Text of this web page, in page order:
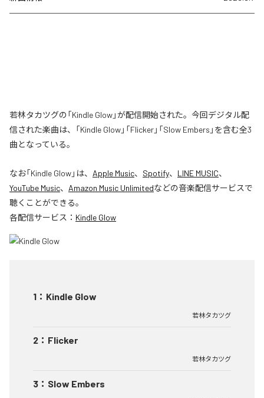
若林タカツグの「Kindle Glow」が配信開始された。今回デジタル配
信された楽曲は、「Kindle Glow」「Flicker」「Slow Embers」を含む全3
曲となっている。
なお「Kindle Glow」は、 Apple Music、 Spotify、 LINE MUSIC、
YouTube Music、 Amazon Music Unlimitedなどの音楽配信サービスで
聴くことができる。
各配信サービス： Kindle Glow
1 ： Kindle Glow
若林タカツグ
2 ： Flicker
若林タカツグ
3 ： Slow Embers